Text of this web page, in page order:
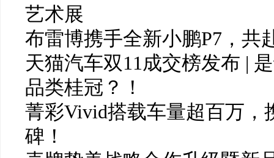
艺术展
布雷博携手全新小鹏P7，共
天猫汽车双11成交榜发布 |
品类桂冠？！
菁彩Vivid搭载车量超百万，
碑！